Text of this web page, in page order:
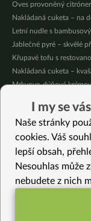
Oves provoněný
Nakládaná cuketa – na
Letní nudle s
Jablečné pyré – skvělé
Křupavé tofu s
Nakládaná cuketa –
Mrkvovo-dýňová
Osvěžující čaj s
Nepečený jablečný dort
Vybrané recepty
Jablečno-vanilkový
I my se
Naše stránky
cookies. Váš
lepší obsah,
Nesouhlas může
nebudete z nich
Funkční